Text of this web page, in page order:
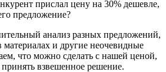
прислал цену на 30% дешевле,
предложение?
анализ разных предложений,
и другие неочевидные
что можно сделать с нашей ценой,
взвешенное решение.